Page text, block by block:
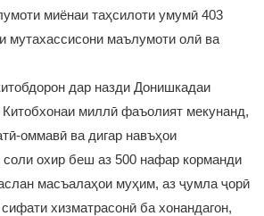
миёнаи таҳсилоти умумӣ 403
мутахассисони маълумоти олӣ ва
дар назди Донишкадаи
миллӣ фаъолият мекунанд,
оммавӣ ва дигар навъҳои
соли охир беш аз 500 нафар корманди
масъалаҳои муҳим, аз ҷумла ҷорӣ
хизматрасонӣ ба хонандагон,